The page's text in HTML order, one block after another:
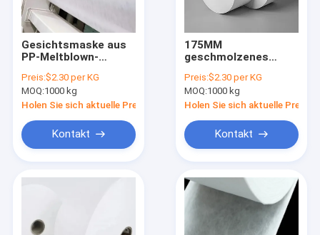
Gesichtsmaske aus
PP-Meltblown-
Stoff 25 / 30 /
40GSM für die
medizinische
Filtration
Preis:$2.30 per KG
MOQ:1000 kg
Holen Sie sich aktuelle Preis
Kontakt
175MM
geschmolzenes
PP geschmolzenes
Gewebe für
Einwegmasken
Preis:$2.30 per KG
MOQ:1000 kg
Holen Sie sich aktuelle Preis
Kontakt